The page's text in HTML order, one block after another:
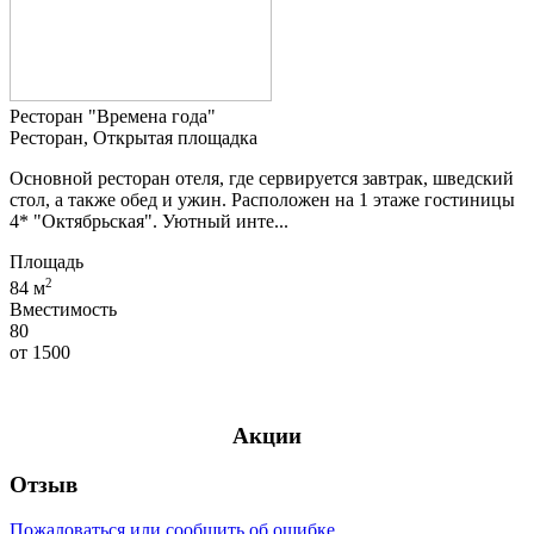
Ресторан "Времена года"
Ресторан, Открытая площадка
Основной ресторан отеля, где сервируется завтрак, шведский
стол, а также обед и ужин. Расположен на 1 этаже гостиницы
4* "Октябрьская". Уютный инте...
Площадь
84 м2
Вместимость
80
от 1500
Акции
Отзыв